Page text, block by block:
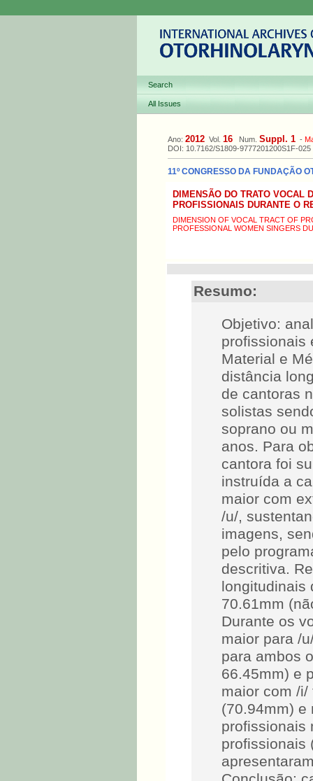
Search
All Issues
Ano: 2012 Vol. 16 Num. Suppl. 1 -
DOI: 10.7162/S1809-9777201200S1F-025
11º CONGRESSO DA FUNDAÇÃO
DIMENSÃO DO TRATO VOCAL
PROFISSIONAIS DURANTE O
DIMENSION OF VOCAL TRACT OF
PROFESSIONAL WOMEN SINGERS
Resumo:
Objetivo:
profissionais
Material e
distância
de cantoras
solistas
soprano ou
anos. Para
cantora foi
instruída a
maior com
/u/,
imagens,
pelo
descritiva.
longitudinais
70.61mm
Durante os
maior para /
para ambos
66.45mm) e
maior com /
(70.94mm) e
profissionais
profissionais